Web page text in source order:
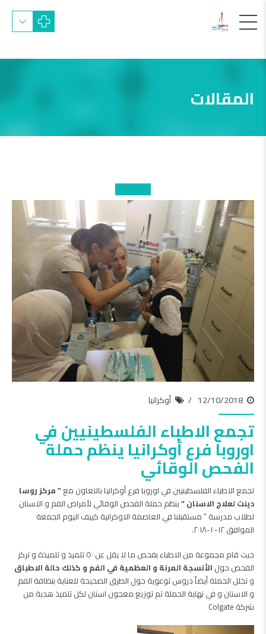
المقالات
12/10/2018 أوكرانيا
تجمع الاطباء الفلسطينيين في
اوروبا فرع أوكرانيا ينظم حملة
الفحص الوقائي
تجمع الاطباء الفلسطينيين في اوروبا فرع أوكرانيا بالتعاون مع” مركز روسا
دينت لعلاج الاسنان “ينظم حملة الفحص الوقائي لأمراض الفم و الاسنان
لطلاب مدرسة ” مستقبلنا في العاصمة الاوكرانية كييف اليوم الجمعة
الموافق ١٢-١٠-٢٠١٨.
حيث قام مجموعة من الاطباء بفحص ما لا يقل عن ٥٠ تلميذ و تلميذة و تركز
الفحص حول الأنسجة المرنة و العظمية في الفم و كذلك حالة الاطباق
و تخلل الحملة أيضاً دروس توعوية حول الطرق الصحيحة للعناية بنظافة الفم
و الاسنان و في نهاية الحملة تم توزيع معجون اسنان لكل تلميذ هدية من
شركة Colgate